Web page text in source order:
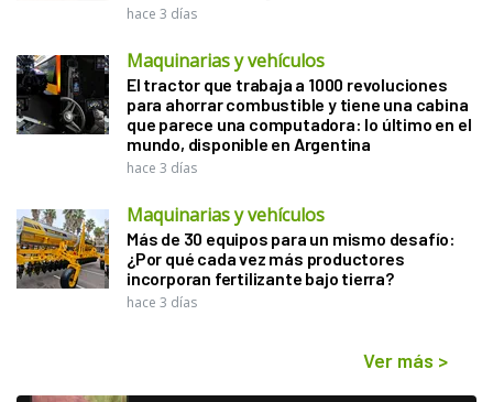
hace 3 días
Maquinarias y vehículos
El tractor que trabaja a 1000 revoluciones
para ahorrar combustible y tiene una cabina
que parece una computadora: lo último en el
mundo, disponible en Argentina
hace 3 días
Maquinarias y vehículos
Más de 30 equipos para un mismo desafío:
¿Por qué cada vez más productores
incorporan fertilizante bajo tierra?
hace 3 días
Ver más >